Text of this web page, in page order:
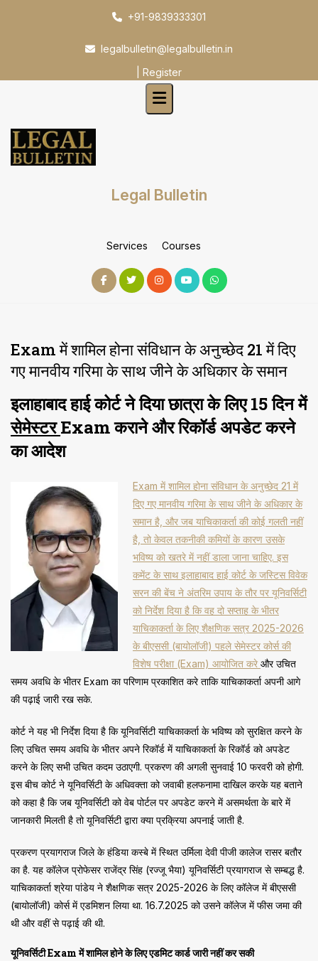
+91-9839333301
legalbulletin@legalbulletin.in
Register
Legal Bulletin
Services Courses
Exam में शामिल होना संविधान के अनुच्छेद 21 में दिए
गए मानवीय गरिमा के साथ जीने के अधिकार के समान
इलाहाबाद हाई कोर्ट ने दिया छात्रा के लिए 15 दिन में
सेमेस्टरExam कराने और रिकॉर्ड अपडेट करने
का आदेश
Exam में शामिल होना संविधान के अनुच्छेद 21 में
दिए गए मानवीय गरिमा के साथ जीने के अधिकार के
समान है, और जब याचिकाकर्ता की कोई गलती नहीं
है, तो केवल तकनीकी कमियों के कारण उसके
भविष्य को खतरे में नहीं डाला जाना चाहिए. इस
कमेंट के साथ इलाहाबाद हाई कोर्ट के जस्टिस विवेक
सरन की बेंच ने अंतरिम उपाय के तौर पर यूनिवर्सिटी
को निर्देश दिया है कि वह दो सप्ताह के भीतर
याचिकाकर्ता के लिए शैक्षणिक सत्र 2025-2026
के बीएससी (बायोलॉजी) पहले सेमेस्टर कोर्स की
विशेष परीक्षा (Exam) आयोजित करे और उचित
समय अवधि के भीतर Exam का परिणाम प्रकाशित करे ताकि याचिकाकर्ता अपनी आगे
की पढ़ाई जारी रख सके.
कोर्ट ने यह भी निर्देश दिया है कि यूनिवर्सिटी याचिकाकर्ता के भविष्य को सुरक्षित करने के
लिए उचित समय अवधि के भीतर अपने रिकॉर्ड में याचिकाकर्ता के रिकॉर्ड को अपडेट
करने के लिए सभी उचित कदम उठाएगी. प्रकरण की अगली सुनवाई 10 फरवरी को होगी.
इस बीच कोर्ट ने यूनिवर्सिटी के अधिवक्ता को जवाबी हलफनामा दाखिल करके यह बताने
को कहा है कि जब यूनिवर्सिटी को वेब पोर्टल पर अपडेट करने में असमर्थता के बारे में
जानकारी मिलती है तो यूनिवर्सिटी द्वारा क्या प्रक्रिया अपनाई जाती है.
प्रकरण प्रयागराज जिले के हंडिया कस्बे में स्थित उर्मिला देवी पीजी कालेज रासर बतौर
का है. यह कॉलेज प्रोफेसर राजेंद्र सिंह (रज्जू भैया) यूनिवर्सिटी प्रयागराज से सम्बद्ध है.
याचिकाकर्ता श्रेया पांडेय ने शैक्षणिक सत्र 2025-2026 के लिए कॉलेज में बीएससी
(बायोलॉजी) कोर्स में एडमिशन लिया था. 16.7.2025 को उसने कॉलेज में फीस जमा की
थी और वहीं से पढ़ाई की थी.
यूनिवर्सिटी Exam में शामिल होने के लिए एडमिट कार्ड जारी नहीं कर सकी